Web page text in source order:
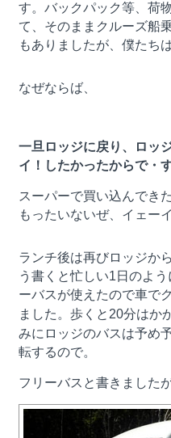
す。バックパック等、荷
て、そのままクルーズ船
もありましたが、僕たち
なぜならば、
一旦ロッジに戻り、ロッ
イ！したかったからで・
スーパーで買い込んでき
もったいないぜ、イェー
ランチ後は再びロッジか
う書くと忙しい1日のよ
ーバスが使えたので車で
ました。歩くと20分はか
みにロッジのバスは予め
転するので。
フリーバスと書きました